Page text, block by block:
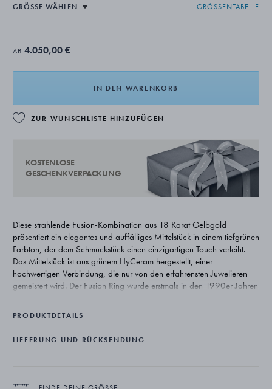
GRÖSSENTABELLE
AB 4.050,00 €
IN DEN WARENKORB
ZUR WUNSCHLISTE HINZUFÜGEN
KOSTENLOSE
GESCHENKVERPACKUNG
Diese strahlende Fusion-Kombination aus 18 Karat Gelbgold
präsentiert ein elegantes und auffälliges Mittelstück in einem tiefgrünen
Farbton, der dem Schmuckstück einen einzigartigen Touch verleiht.
Das Mittelstück ist aus grünem HyCeram hergestellt, einer
hochwertigen Verbindung, die nur von den erfahrensten Juwelieren
gemeistert wird. Der Fusion Ring wurde erstmals in den 1990er Jahren
etabliert, die unendlich viele Variationen und Ausdrucksmöglichkeiten
PRODUKTDETAILS
LIEFERUNG UND RÜCKSENDUNG